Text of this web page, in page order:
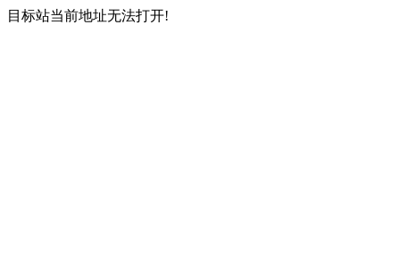
目标站当前地址无法打开!